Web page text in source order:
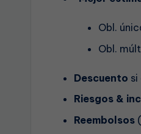
Obl.
Obl.
Descuento
Riesgos &
Reembolsos